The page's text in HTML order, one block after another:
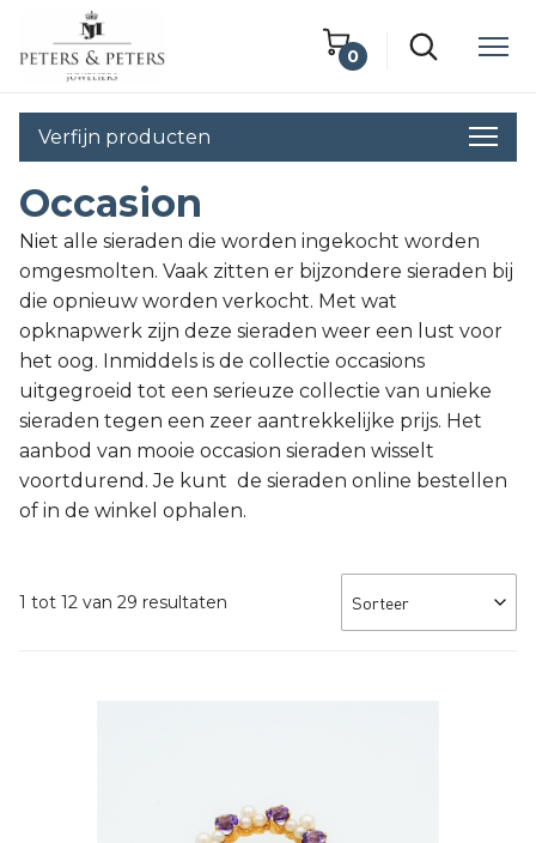
0
Winkelwagen
Lege winkelwagen
Verfijn producten
Occasion
Niet alle sieraden die worden ingekocht worden
omgesmolten. Vaak zitten er bijzondere sieraden bij
die opnieuw worden verkocht. Met wat
opknapwerk zijn deze sieraden weer een lust voor
het oog. Inmiddels is de collectie occasions
uitgegroeid tot een serieuze collectie van unieke
sieraden tegen een zeer aantrekkelijke prijs. Het
aanbod van mooie occasion sieraden wisselt
voortdurend. Je kunt de sieraden online bestellen
of in de winkel ophalen.
1 tot 12 van 29 resultaten